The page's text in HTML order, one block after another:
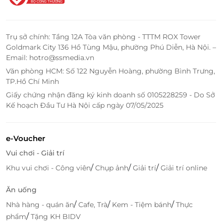
thư thái và sang trọng. Đây là nơi lý tưởng để bạn tái
tạo năng lượng, tận hưởng sự yên bình sau những
giờ làm việc hay khám phá.
Trụ sở chính: Tầng 12A Tòa văn phòng - TTTM ROX Tower
Goldmark City 136 Hồ Tùng Mậu, phường Phú Diễn, Hà Nội. –
Email: hotro@ssmedia.vn
Văn phòng HCM: Số 122 Nguyễn Hoàng, phường Bình Trưng,
TP.Hồ Chí Minh
Giấy chứng nhận đăng ký kinh doanh số 0105228259 - Do Sở
Kế hoạch Đầu Tư Hà Nội cấp ngày 07/05/2025
e-Voucher
Vui chơi - Giải trí
Khu vui chơi - Công viên/Chụp ảnh/Giải trí/Giải trí online
Ăn uống
Nhà hàng - quán ăn/Cafe, Trà/ Kem - Tiệm bánh/Thực
phẩm/Tặng KH BIDV